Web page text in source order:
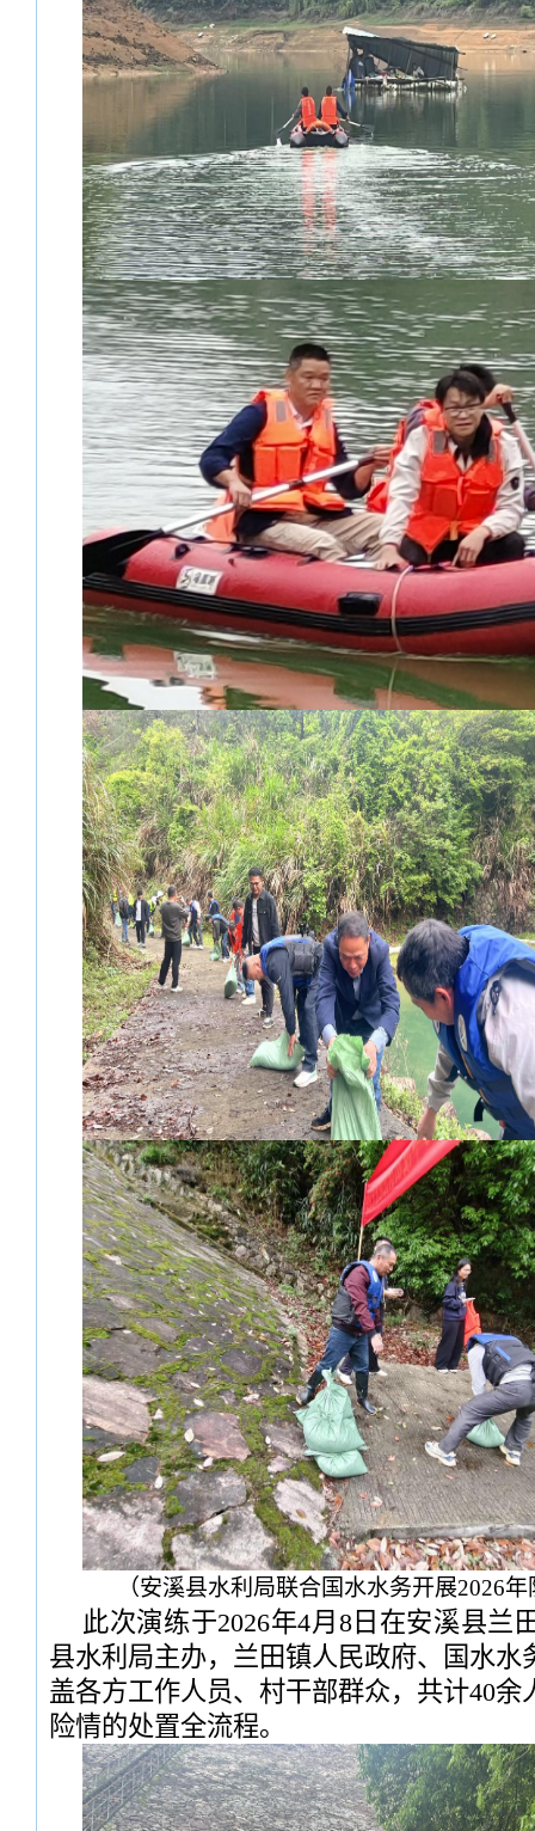
（安溪县水利局联合国水水务开展2026
此次演练于2026年4月8日在安溪县兰
县水利局主办，兰田镇人民政府、国水水
盖各方工作人员、村干部群众，共计40
险情的处置全流程。